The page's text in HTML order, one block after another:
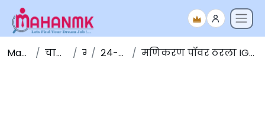
Maha NMK चालू घडामोडी मार्च २४-मार्च-२०२० मणिकरण पॉवर ठरला IGX शी संबंध जोडणारा पहिला सदस्य